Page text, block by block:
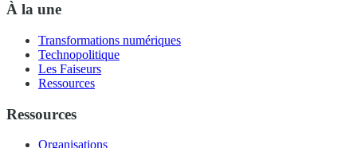
À la une
Transformations numériques
Technopolitique
Les Faiseurs
Ressources
Ressources
Organisations